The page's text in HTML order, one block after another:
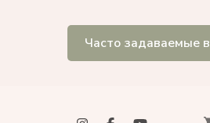
Часто задаваемые